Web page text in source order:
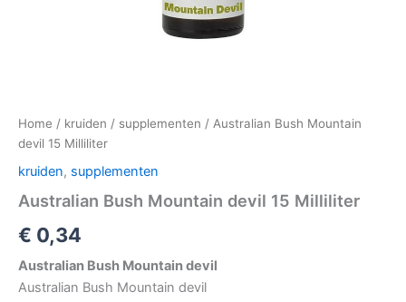
Home / kruiden / supplementen / Australian Bush Mountain
devil 15 Milliliter
kruiden, supplementen
Australian Bush Mountain devil 15 Milliliter
€ 0,34
Australian Bush Mountain devil
Australian Bush Mountain devil